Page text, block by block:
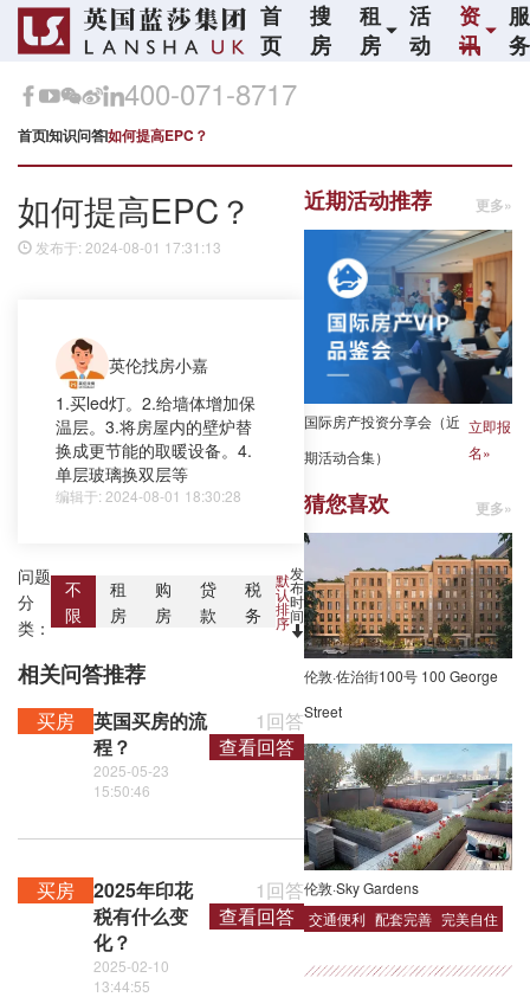
首
页
搜
房
租
房
活
动
资
讯
服
务
400-071-8717
首页知识问答如何提高EPC？
如何提高EPC？
发布于: 2024-08-01 17:31:13
英伦找房小嘉
1.买led灯。2.给墙体增加保
温层。3.将房屋内的壁炉替
换成更节能的取暖设备。4.
单层玻璃换双层等
编辑于: 2024-08-01 18:30:28
问题
分
类：
不
限
租
房
购
房
贷
款
税
务
默
认
排
序
发
布
时
间
相关问答推荐
买房
英国买房的流
程？
2025-05-23
15:50:46
1回答
查看回答
买房
2025年印花
税有什么变
化？
2025-02-10
13:44:55
1回答
查看回答
近期活动推荐 更多»
国际房产投资分享会（近
期活动合集）
立即报
名»
猜您喜欢 更多»
伦敦·佐治街100号 100 George
Street
伦敦·Sky Gardens
交通便利 配套完善 完美自住